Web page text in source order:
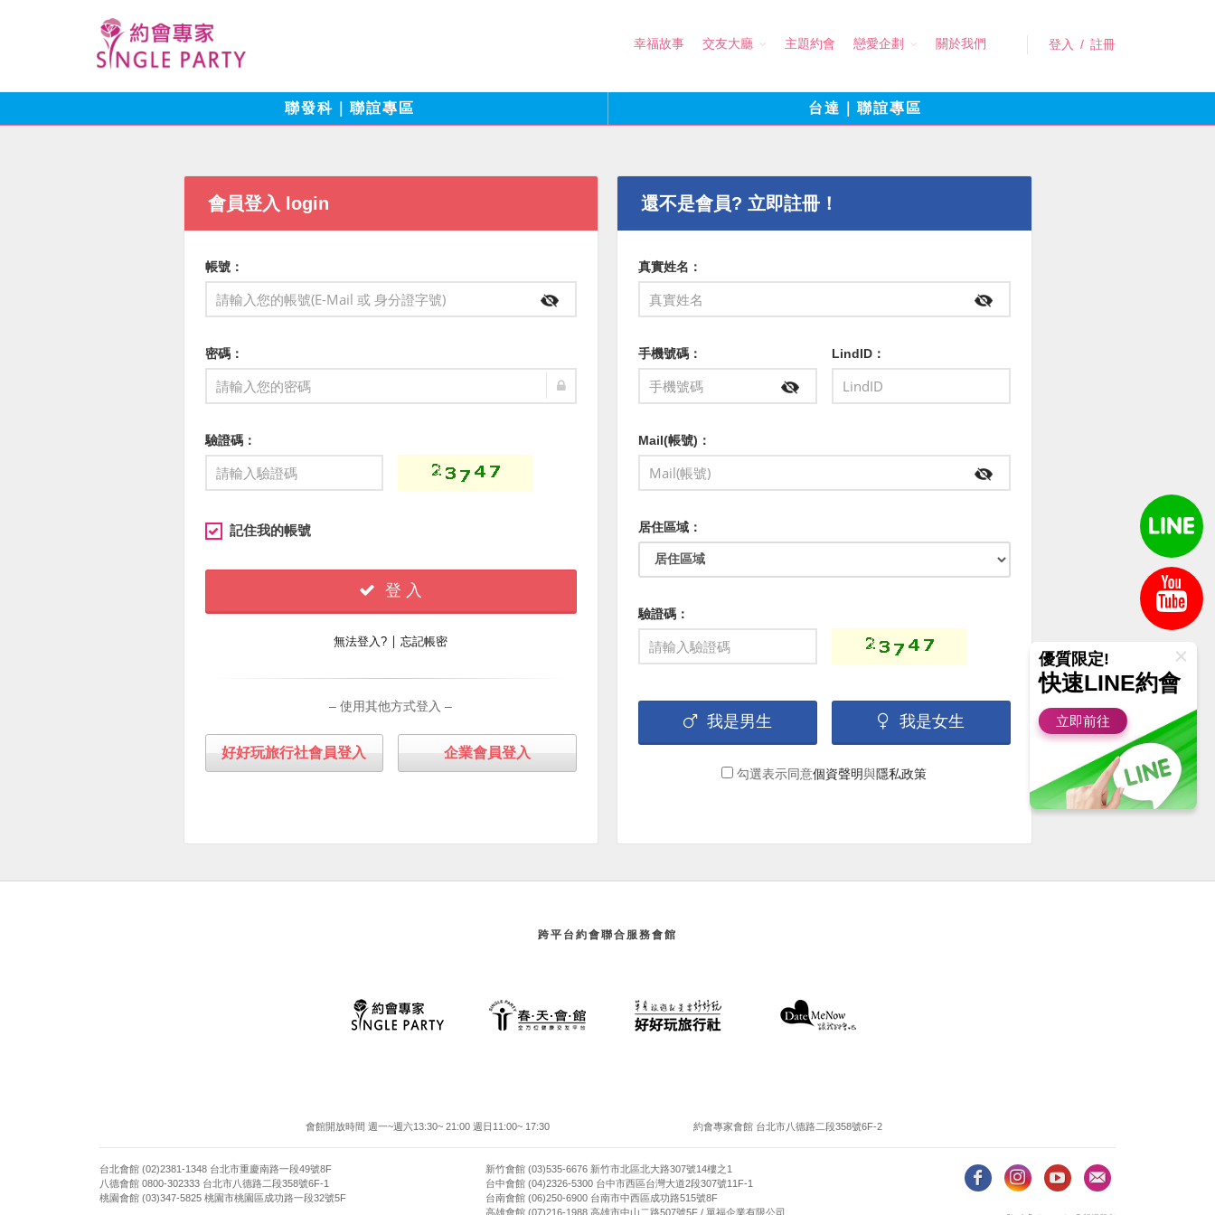
登入 / 註冊
幸福故事 交友大廳 主題約會 戀愛企劃 關於我們
聯發科｜聯誼專區 台達｜聯誼專區
會員登入 login
帳號：
密碼：
驗證碼：
記住我的帳號
登 入
無法登入? ∣忘記帳密
– 使用其他方式登入 –
好好玩旅行社會員登入 企業會員登入
還不是會員? 立即註冊！
真實姓名：
手機號碼： LindID：
Mail(帳號)：
居住區域：
驗證碼：
我是男生 我是女生
勾選表示同意個資聲明與隱私政策
跨平台約會聯合服務會館
會館開放時間 週一~週六13:30~ 21:00 週日11:00~ 17:30 約會專家會館 台北市八德路二段358號6F-2
台北會館 (02)2381-1348 台北市重慶南路一段49號8F
八德會館 0800-302333 台北市八德路二段358號6F-1
桃園會館 (03)347-5825 桃園市桃園區成功路一段32號5F
新竹會館 (03)535-6676 新竹市北區北大路307號14樓之1
台中會館 (04)2326-5300 台中市西區台灣大道2段307號11F-1
台南會館 (06)250-6900 台南市中西區成功路515號8F
高雄會館 (07)216-1988 高雄市中山二路507號5F / 單福企業有限公司
優質限定!
快速LINE約會
立即前往